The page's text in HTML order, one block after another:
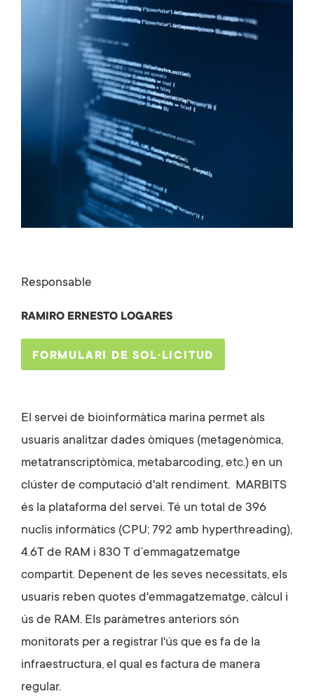
Responsable
RAMIRO ERNESTO LOGARES
FORMULARI DE SOL·LICITUD
El servei de bioinformàtica marina permet als
usuaris analitzar dades òmiques (metagenòmica,
metatranscriptòmica, metabarcoding, etc.) en un
clúster de computació d'alt rendiment. MARBITS
és la plataforma del servei. Té un total de 396
nuclis informàtics (CPU; 792 amb hyperthreading),
4.6T de RAM i 830 T d’emmagatzematge
compartit. Depenent de les seves necessitats, els
usuaris reben quotes d'emmagatzematge, càlcul i
ús de RAM. Els paràmetres anteriors són
monitorats per a registrar l'ús que es fa de la
infraestructura, el qual es factura de manera
regular.